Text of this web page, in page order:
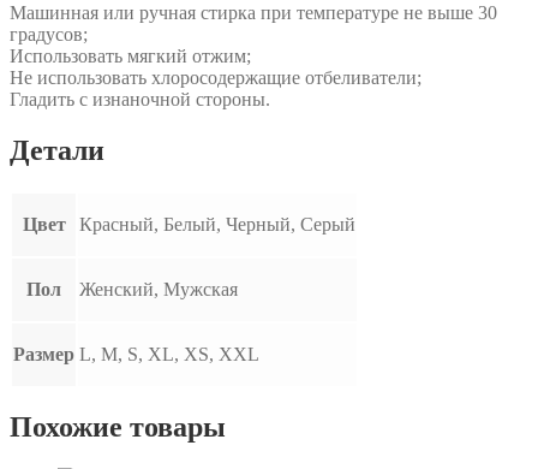
Машинная или ручная стирка при температуре не выше 30
градусов;
Использовать мягкий отжим;
Не использовать хлоросодержащие отбеливатели;
Гладить с изнаночной стороны.
Детали
Цвет Красный, Белый, Черный, Серый
Пол Женский, Мужская
Размер L, M, S, XL, XS, XXL
Похожие товары